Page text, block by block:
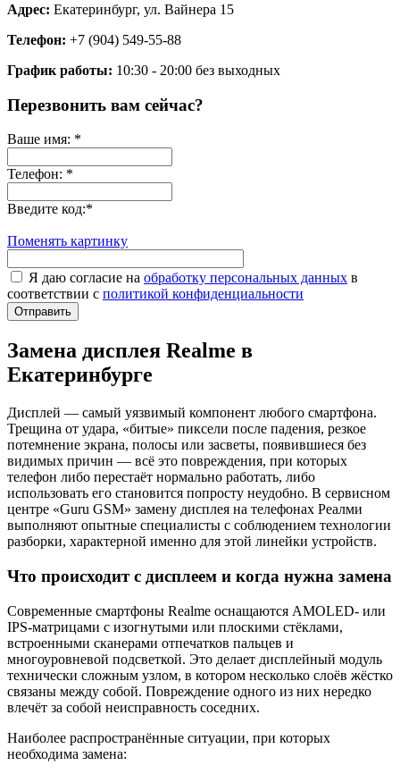
Адрес: Екатеринбург, ул. Вайнера 15
Телефон: +7 (904) 549-55-88
График работы: 10:30 - 20:00 без выходных
Перезвонить вам сейчас?
Ваше имя: *
Телефон: *
Введите код:*
Поменять картинку
Я даю согласие на обработку персональных данных в
соответствии с политикой конфиденциальности
Отправить
Замена дисплея Realme в
Екатеринбурге
Дисплей — самый уязвимый компонент любого смартфона.
Трещина от удара, «битые» пиксели после падения, резкое
потемнение экрана, полосы или засветы, появившиеся без
видимых причин — всё это повреждения, при которых
телефон либо перестаёт нормально работать, либо
использовать его становится попросту неудобно. В сервисном
центре «Guru GSM» замену дисплея на телефонах Реалми
выполняют опытные специалисты с соблюдением технологии
разборки, характерной именно для этой линейки устройств.
Что происходит с дисплеем и когда нужна замена
Современные смартфоны Realme оснащаются AMOLED- или
IPS-матрицами с изогнутыми или плоскими стёклами,
встроенными сканерами отпечатков пальцев и
многоуровневой подсветкой. Это делает дисплейный модуль
технически сложным узлом, в котором несколько слоёв жёстко
связаны между собой. Повреждение одного из них нередко
влечёт за собой неисправность соседних.
Наиболее распространённые ситуации, при которых
необходима замена: